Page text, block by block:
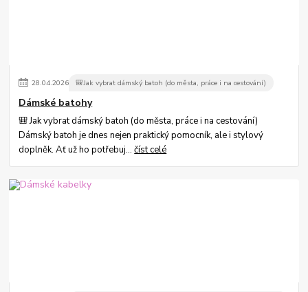
28.04.2026 🎒Jak vybrat dámský batoh (do města, práce i na cestování)
Dámské batohy
🎒 Jak vybrat dámský batoh (do města, práce i na cestování)
Dámský batoh je dnes nejen praktický pomocník, ale i stylový
doplněk. Ať už ho potřebuj...číst celé